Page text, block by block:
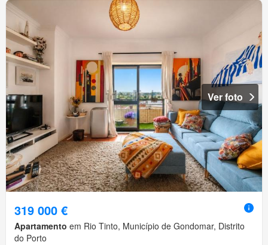
Ver foto
319 000 €
Apartamento em Rio Tinto, Município de Gondomar, Distrito
do Porto